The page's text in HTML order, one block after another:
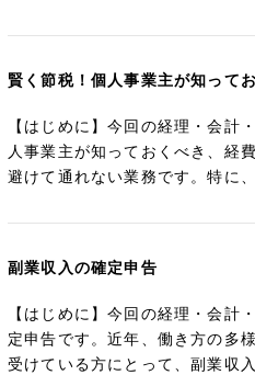
賢く節税！個人事業主が知って
【はじめに】今回の経理・会
人事業主が知っておくべき、経
避けて通れない業務です。特に
副業収入の確定申告
【はじめに】今回の経理・会
定申告です。近年、働き方の多
受けている方にとって、副業収